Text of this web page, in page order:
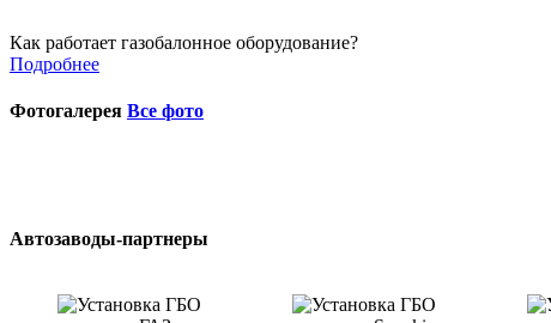
Как работает газобалонное оборудование?
Подробнее
Фотогалерея Все фото
Автозаводы-партнеры